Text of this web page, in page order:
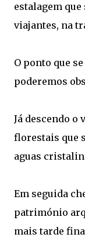
estalagem
viajantes, na
O ponto que
poderemos
Já descendo
florestais que
aguas
Em seguida
património
mais tarde